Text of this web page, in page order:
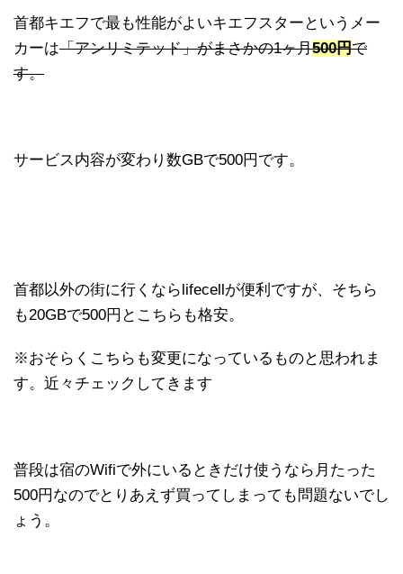
首都キエフで最も性能がよいキエフスターというメー
カーは「アンリミテッド」がまさかの1ヶ月500円で
す。
サービス内容が変わり数GBで500円です。
首都以外の街に行くならlifecellが便利ですが、そちら
も20GBで500円とこちらも格安。
※おそらくこちらも変更になっているものと思われま
す。近々チェックしてきます
普段は宿のWifiで外にいるときだけ使うなら月たった
500円なのでとりあえず買ってしまっても問題ないでし
ょう。